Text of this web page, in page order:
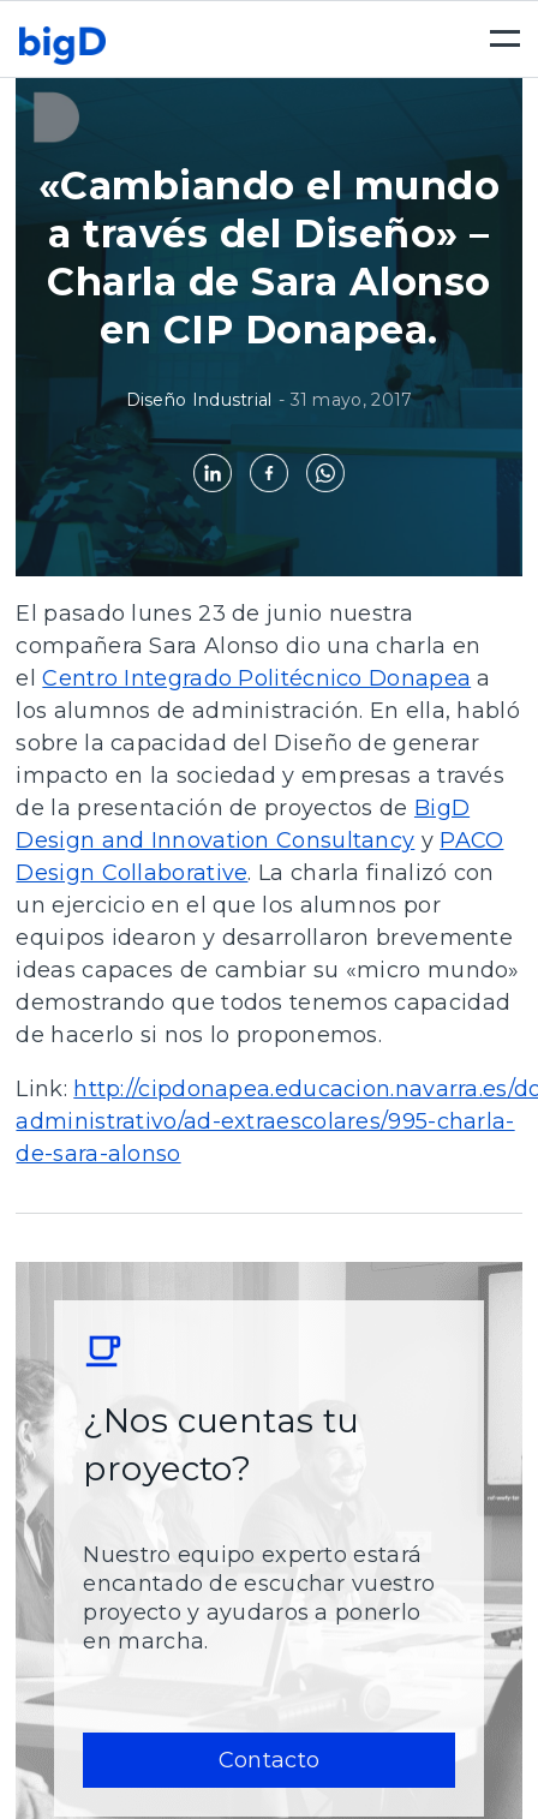
«Cambiando el mundo
a través del Diseño» –
Charla de Sara Alonso
en CIP Donapea.
Diseño Industrial - 31 mayo, 2017
El pasado lunes 23 de junio nuestra
compañera Sara Alonso dio una charla en
elCentro Integrado Politécnico Donapea a
los alumnos de administración. En ella, habló
sobre la capacidad del Diseño de generar
impacto en la sociedad y empresas a través
de la presentación de proyectos de BigD
Design and Innovation Consultancy y PACO
Design Collaborative. La charla finalizó con
un ejercicio en el que los alumnos por
equipos idearon y desarrollaron brevemente
ideas capaces de cambiar su «micro mundo»
demostrando que todos tenemos capacidad
de hacerlo si nos lo proponemos.
Link: http://cipdonapea.educacion.navarra.es/
administrativo/ad-extraescolares/995-charla-
de-sara-alonso
¿Nos cuentas tu
proyecto?
Nuestro equipo experto estará
encantado de escuchar vuestro
proyecto y ayudaros a ponerlo
en marcha.
Contacto